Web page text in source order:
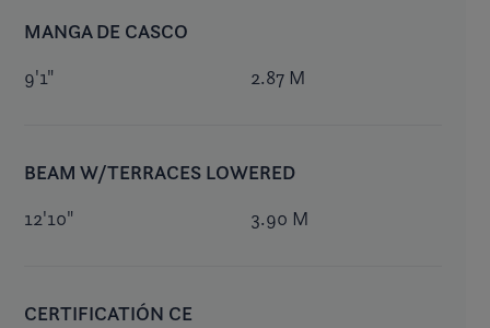
MANGA DE CASCO
9'1" 2.87 M
BEAM W/TERRACES LOWERED
12'10" 3.90 M
CERTIFICATIÓN CE